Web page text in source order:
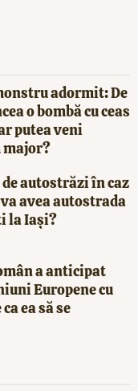
adormit: De
o bombă cu ceas
putea veni
de autostrăzi în caz
avea autostrada
la Iași?
a anticipat
Europene cu
ea să se